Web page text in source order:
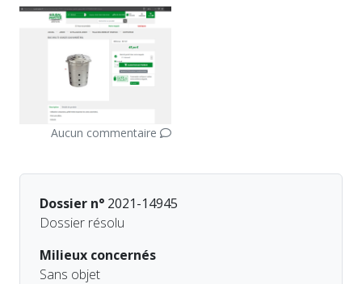
Aucun commentaire
Dossier n° 2021-14945
Dossier résolu
Milieux concernés
Sans objet